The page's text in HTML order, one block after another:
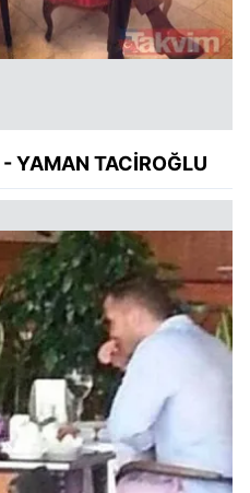
YAMAN TACİROĞLU